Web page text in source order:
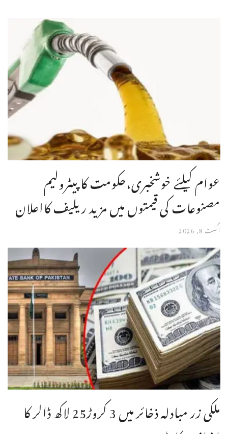
عوام کیلئے خوشخبری،حکومت کا پیٹرولیم
مصنوعات کی قیمتوں میں مزید ریلیف کااعلان
اگست 8, 2026
ملکی زر مبادلہ ذخائر میں 3 کروڑ25 لاکھ ڈالر کا